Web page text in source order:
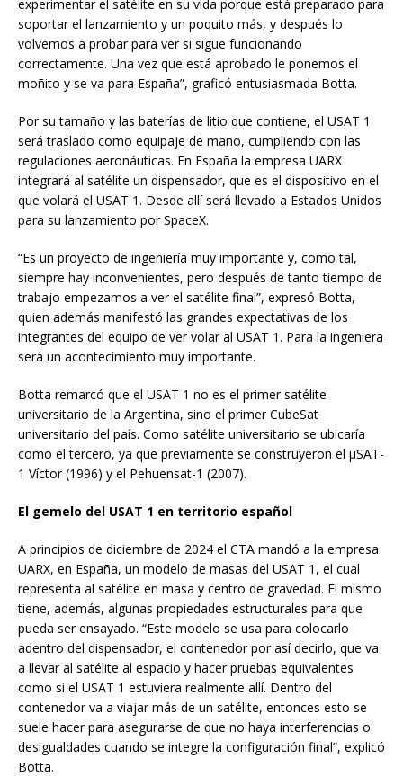
experimentar el satélite en su vida porque está preparado para
soportar el lanzamiento y un poquito más, y después lo
volvemos a probar para ver si sigue funcionando
correctamente. Una vez que está aprobado le ponemos el
moñito y se va para España”, graficó entusiasmada Botta.
Por su tamaño y las baterías de litio que contiene, el USAT 1
será traslado como equipaje de mano, cumpliendo con las
regulaciones aeronáuticas. En España la empresa UARX
integrará al satélite un dispensador, que es el dispositivo en el
que volará el USAT 1. Desde allí será llevado a Estados Unidos
para su lanzamiento por SpaceX.
“Es un proyecto de ingeniería muy importante y, como tal,
siempre hay inconvenientes, pero después de tanto tiempo de
trabajo empezamos a ver el satélite final”, expresó Botta,
quien además manifestó las grandes expectativas de los
integrantes del equipo de ver volar al USAT 1. Para la ingeniera
será un acontecimiento muy importante.
Botta remarcó que el USAT 1 no es el primer satélite
universitario de la Argentina, sino el primer CubeSat
universitario del país. Como satélite universitario se ubicaría
como el tercero, ya que previamente se construyeron el µSAT-
1 Víctor (1996) y el Pehuensat-1 (2007).
El gemelo del USAT 1 en territorio español
A principios de diciembre de 2024 el CTA mandó a la empresa
UARX, en España, un modelo de masas del USAT 1, el cual
representa al satélite en masa y centro de gravedad. El mismo
tiene, además, algunas propiedades estructurales para que
pueda ser ensayado. “Este modelo se usa para colocarlo
adentro del dispensador, el contenedor por así decirlo, que va
a llevar al satélite al espacio y hacer pruebas equivalentes
como si el USAT 1 estuviera realmente allí. Dentro del
contenedor va a viajar más de un satélite, entonces esto se
suele hacer para asegurarse de que no haya interferencias o
desigualdades cuando se integre la configuración final”, explicó
Botta.